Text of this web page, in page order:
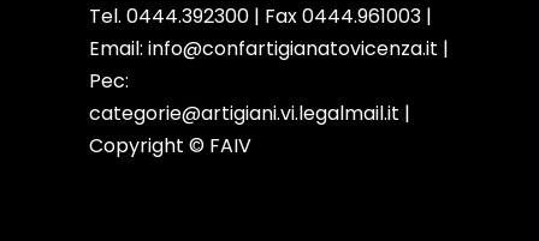
Tel. 0444.392300 | Fax 0444.961003 |
Email: info@confartigianatovicenza.it |
Pec:
categorie@artigiani.vi.legalmail.it |
Copyright © FAIV